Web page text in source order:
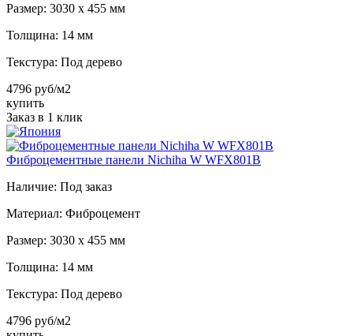
Размер: 3030 х 455 мм
Толщина: 14 мм
Текстура: Под дерево
4796 руб/м2
купить
Заказ в 1 клик
Фиброцементные панели Nichiha W WFX801B
Наличие: Под заказ
Материал: Фиброцемент
Размер: 3030 х 455 мм
Толщина: 14 мм
Текстура: Под дерево
4796 руб/м2